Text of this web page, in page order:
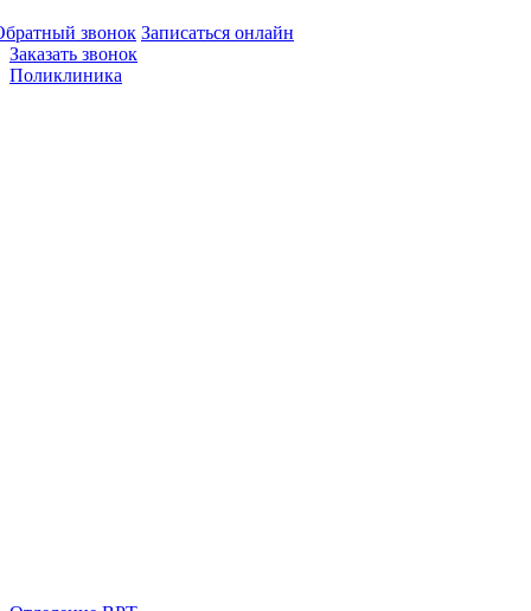
звонок Записаться онлайн
Заказать звонок
Поликлиника